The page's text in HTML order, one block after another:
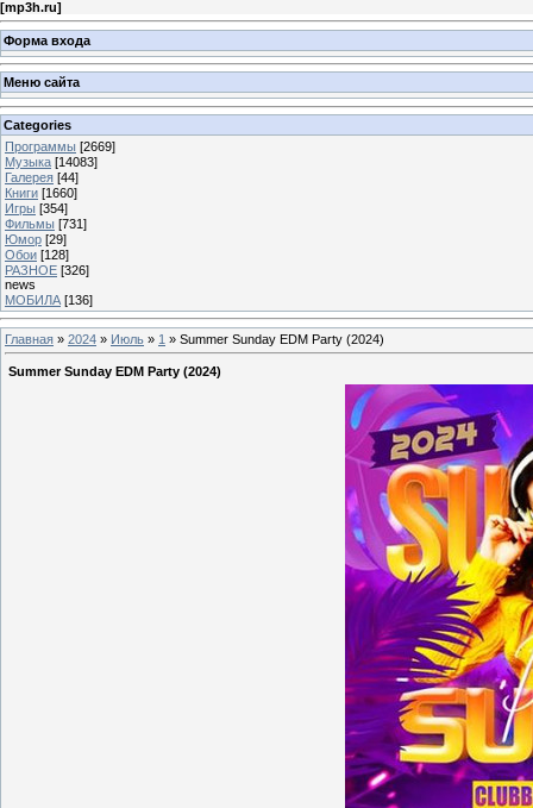
[mp3h.ru]
Форма входа
Меню сайта
Categories
Программы [2669]
Музыка [14083]
Галерея [44]
Книги [1660]
Игры [354]
Фильмы [731]
Юмор [29]
Обои [128]
РАЗНОЕ [326]
news
МОБИЛА [136]
Главная » 2024 » Июль » 1 » Summer Sunday EDM Party (2024)
Summer Sunday EDM Party (2024)